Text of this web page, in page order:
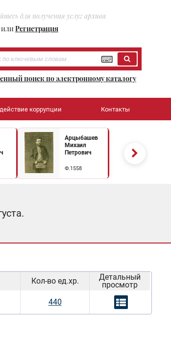
для получения услуг архива
илиРегистрация
поиск по электронному каталогу
коррупции Контакты
Арцыбашев
Михаил
Петрович
Ф.1558
Кол-во ед.хр.
Детальный
просмотр
440